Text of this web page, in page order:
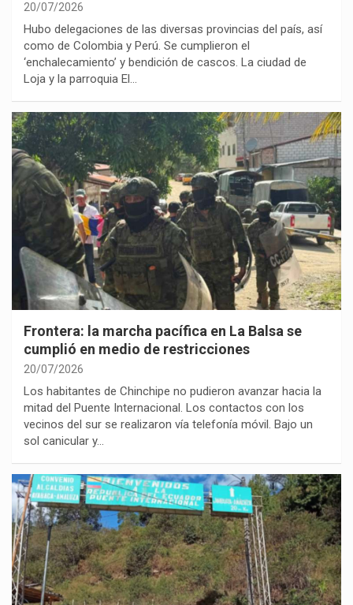
20/07/2026
Hubo delegaciones de las diversas provincias del país, así
como de Colombia y Perú. Se cumplieron el
‘enchalecamiento’ y bendición de cascos. La ciudad de
Loja y la parroquia El…
Frontera: la marcha pacífica en La Balsa se
cumplió en medio de restricciones
20/07/2026
Los habitantes de Chinchipe no pudieron avanzar hacia la
mitad del Puente Internacional. Los contactos con los
vecinos del sur se realizaron vía telefonía móvil. Bajo un
sol canicular y…